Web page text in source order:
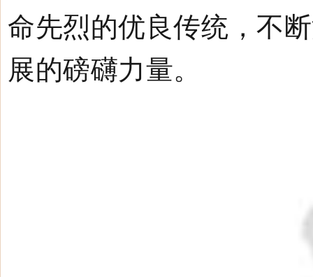
命先烈的优良传统，不
展的磅礴力量。